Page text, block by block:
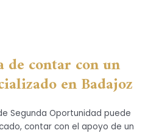
de contar con un
enBadajoz
Segunda Oportunidad puede
contar con el apoyo de un